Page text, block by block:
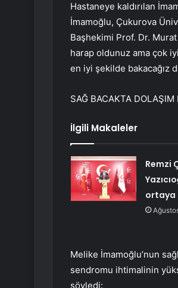
Hastaneye kaldırılan
İmamoğlu, Çukurova
Başhekimi Prof. Dr.
harap oldunuz ama çok
en iyi şekilde bakacağız
SAĞ BACAKTA
İlgili Makaleler
Remzi
ortaya
Melike İmamoğlu’nun
sendromu ihtimalinin
söyledi: